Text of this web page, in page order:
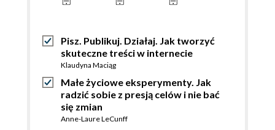
Pisz. Publikuj. Działaj. Jak tworzyć
skuteczne treści w internecie
Klaudyna Maciąg
Małe życiowe eksperymenty. Jak
radzić sobie z presją celów i nie bać
się zmian
Anne-Laure LeCunff